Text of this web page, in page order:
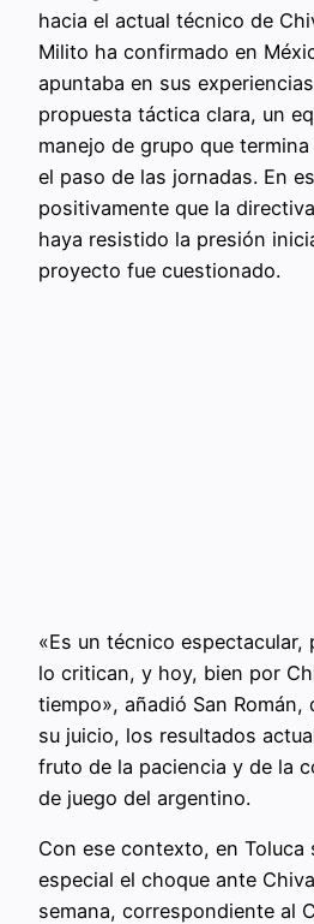
hacia el actual técnico de
Milito ha confirmado en
apuntaba en sus
propuesta táctica clara, un
manejo de grupo que
el paso de las jornadas. En
positivamente que la
haya resistido la presión
proyecto fue cuestionado.
«Es un técnico espectacular,
lo critican, y hoy, bien por
tiempo», añadió San Román,
su juicio, los resultados
fruto de la paciencia y de la
de juego del argentino.
Con ese contexto, en Toluca
especial el choque ante
semana, correspondiente al